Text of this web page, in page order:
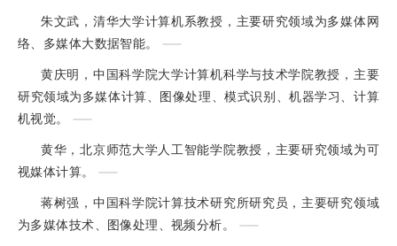
朱文武，清华大学计算机系教授，主要研究领域为多媒体网
络、多媒体大数据智能。
黄庆明，中国科学院大学计算机科学与技术学院教授，主要
研究领域为多媒体计算、图像处理、模式识别、机器学习、计算
机视觉。
黄华，北京师范大学人工智能学院教授，主要研究领域为可
视媒体计算。
蒋树强，中国科学院计算技术研究所研究员，主要研究领域
为多媒体技术、图像处理、视频分析。